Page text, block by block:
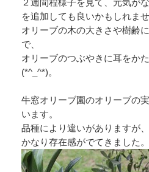
を追加しても良いかもしれませ
オリーブの木の大きさや樹齢
で、
オリーブのつぶやきに耳をか
(*^_^*)。
牛窓オリーブ園のオリーブの
います。
品種により違いがありますが
かなり存在感がでてきました。